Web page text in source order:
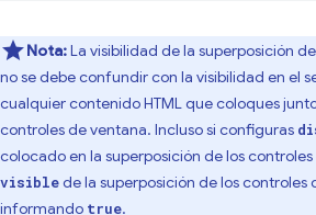
Nota:La visibilidad de la superposición
no se debe confundir con la visibilidad en el
cualquier contenido HTML que coloques
controles de ventana. Incluso si configuras
colocado en la superposición de los
visiblede la superposición de los controles
informando true.